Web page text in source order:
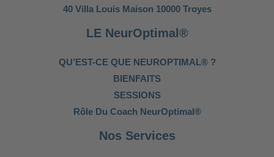
40 Villa Louis Maison 10000 Troyes
LE NeurOptimal®
QU’EST-CE QUE NEUROPTIMAL® ?
BIENFAITS
SESSIONS
Rôle Du Coach NeurOptimal®
Nos Services